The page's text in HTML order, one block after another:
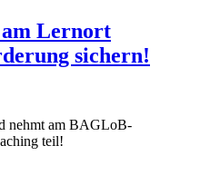
Lernort
sichern!
nehmt am BAGLoB-
teil!